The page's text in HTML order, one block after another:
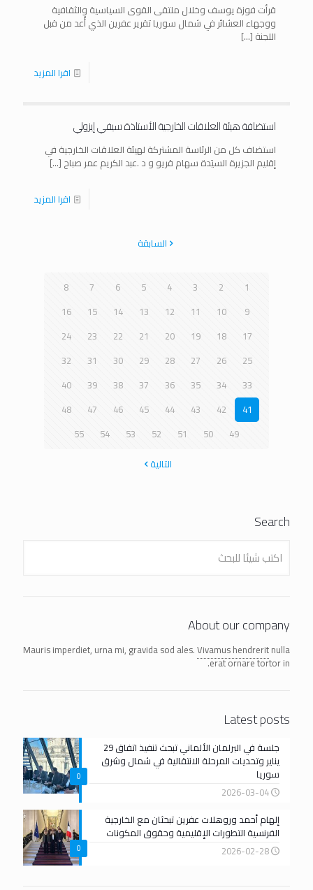
قرأت فوزة يوسف وخلال ملتقى القوى السياسية والثقافية
ووجهاء العشائر في شمال سوريا تقرير عفرين الذي أُعد من قبل
اللجنة […]
اقرا المزيد
استضافة هيئة العلاقات الخارجية الأستاذة سيفي إيزولي
استضاف كل من الرئاسة المشتركة لهيئة العلاقات الخارجية في
إقليم الجزيرة السيَدة سهام قريو و د .عبد الكريم عمر صباح […]
اقرا المزيد
السابقة
1
2
3
4
5
6
7
8
9
10
11
12
13
14
15
16
17
18
19
20
21
22
23
24
25
26
27
28
29
30
31
32
33
34
35
36
37
38
39
40
41
42
43
44
45
46
47
48
49
50
51
52
53
54
55
التالية
Search
About our company
Mauris imperdiet, urna mi, gravida sod ales.Vivamus hendreritnulla
erat ornare tortor in.
Latest posts
0
جلسة في البرلمان الألماني تبحث تنفيذ اتفاق 29
يناير وتحديات المرحلة الانتقالية في شمال وشرق
سوريا
2026-03-04
0
إلهام أحمد وروهلات عفرين تبحثان مع الخارجية
الفرنسية التطورات الإقليمية وحقوق المكونات
2026-02-28